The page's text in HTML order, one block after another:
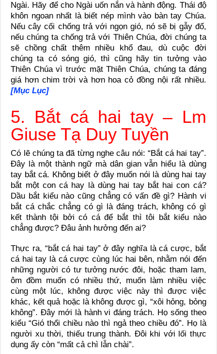
Ngài. Hãy để cho Ngài uốn nắn và hành động. Thái độ
khôn ngoan nhất là biết nép mình vào bàn tay Chúa.
Nếu cây cối chống trả với ngọn gió, nó sẽ bị gẫy đổ,
nếu chúng ta chống trả với Thiên Chúa, đời chúng ta
sẽ chồng chất thêm nhiều khổ đau, dù cuộc đời
chúng ta có sóng gió, thì cũng hãy tin tưởng vào
Thiên Chúa vì trước mặt Thiên Chúa, chúng ta đáng
giá hơn chim trời và hơn hoa cỏ đồng nội rất nhiều.
[Mục Lục]
5. Bắt cá hai tay – Lm
Giuse Tạ Duy Tuyền
Có lẽ chúng ta đã từng nghe câu nói: “Bắt cá hai tay”.
Đây là một thành ngữ mà dân gian vẫn hiểu là dùng
tay bắt cá. Không biết ở đây muốn nói là dùng hai tay
bắt một con cá hay là dùng hai tay bắt hai con cá?
Dầu bắt kiểu nào cũng chẳng có vấn đề gì? Hành vi
bắt cá chắc chẳng có gì là đáng trách, không có gì
kết thành tội bởi có cá để bắt thì tôi bắt kiểu nào
chẳng được? Đâu ảnh hưởng đến ai?
Thực ra, “bắt cá hai tay” ở đây nghĩa là cá cược, bắt
cá hai tay là cá cược cùng lúc hai bên, nhằm nói đến
những người có tư tưởng nước đôi, hoặc tham lam,
ôm đồm muốn có nhiều thứ, muốn làm nhiều việc
cùng một lúc, không được việc này thì được việc
khác, kết quả hoặc là không được gì, “xôi hỏng, bỏng
không”. Đây mới là hành vi đáng trách. Họ sống theo
kiểu “Gió thổi chiều nào thì ngả theo chiều đó”. Họ là
người xu thời, thiếu trung thành. Đôi khi với lối thực
dụng ấy còn “mất cả chì lẫn chài”.